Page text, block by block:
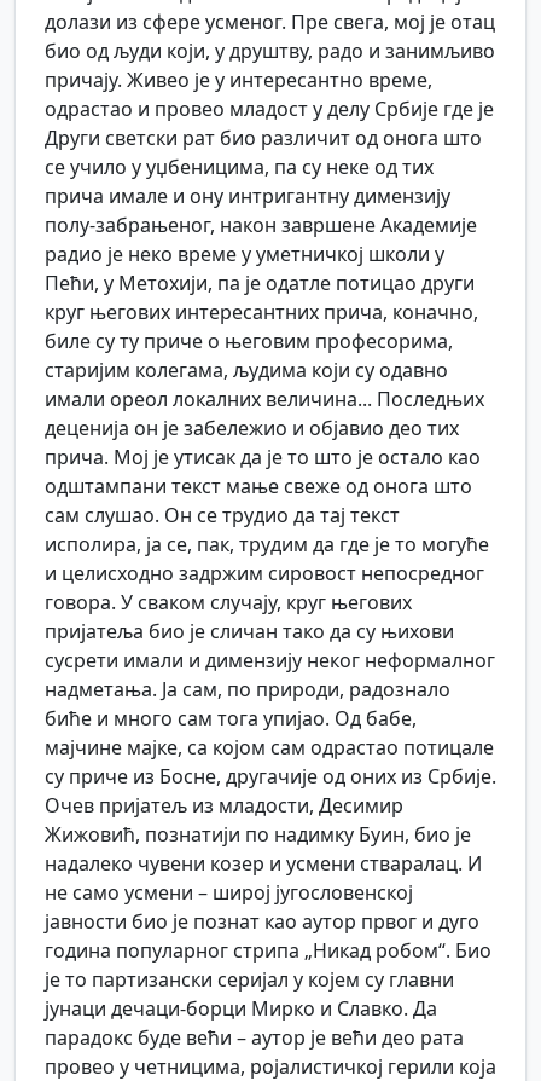
долази из сфере усменог. Пре свега, мој је отац
био од људи који, у друштву, радо и занимљиво
причају. Живео је у интересантно време,
одрастао и провео младост у делу Србије где је
Други светски рат био различит од онога што
се учило у уџбеницима, па су неке од тих
прича имале и ону интригантну димензију
полу-забрањеног, након завршене Академије
радио је неко време у уметничкој школи у
Пећи, у Метохији, па је одатле потицао други
круг његових интересантних прича, коначно,
биле су ту приче о његовим професорима,
старијим колегама, људима који су одавно
имали ореол локалних величина... Последњих
деценија он је забележио и објавио део тих
прича. Мој је утисак да је то што је остало као
одштампани текст мање свеже од онога што
сам слушао. Он се трудио да тај текст
исполира, ја се, пак, трудим да где је то могуће
и целисходно задржим сировост непосредног
говора. У сваком случају, круг његових
пријатеља био је сличан тако да су њихови
сусрети имали и димензију неког неформалног
надметања. Ја сам, по природи, радознало
биће и много сам тога упијао. Од бабе,
мајчине мајке, са којом сам одрастао потицале
су приче из Босне, другачије од оних из Србије.
Очев пријатељ из младости, Десимир
Жижовић, познатији по надимку Буин, био је
надалеко чувени козер и усмени стваралац. И
не само усмени – широј југословенској
јавности био је познат као аутор првог и дуго
година популарног стрипа „Никад робом“. Био
је то партизански серијал у којем су главни
јунаци дечаци-борци Мирко и Славко. Да
парадокс буде већи – аутор је већи део рата
провео у четницима, ројалистичкој герили која